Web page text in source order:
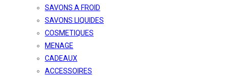
SAVONS A FROID
SAVONS LIQUIDES
COSMETIQUES
MENAGE
CADEAUX
ACCESSOIRES